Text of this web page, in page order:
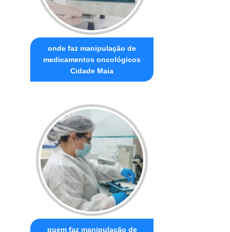
onde faz manipulação de
medicamentos oncológicos
Cidade Maia
quem faz manipulação de